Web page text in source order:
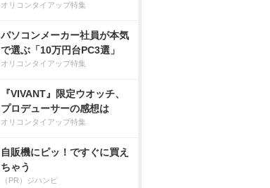
オリコンタイアップ特集
パソコンメーカー社員が本気
で選ぶ「10万円台PC3選」
オリコンタイアップ特集
『VIVANT』限定ウオッチ、
プロデューサーの感想は
オリコンタイアップ特集
自販機にピッ！ですぐに買え
ちゃう
（PR）ジハンピ